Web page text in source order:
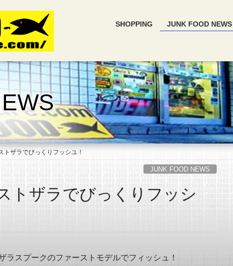
SHOPPING JUNK FOOD NEWS
ザラでびっくりフッシユ！
JUNK FOOD NEWS
ザラでびっくりフッシ
ラスプークのファーストモデルでフィッシュ！